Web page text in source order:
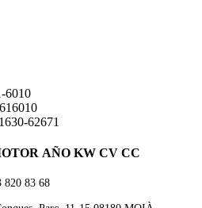
6010
62671
AÑO KW CV CC
820 83 68